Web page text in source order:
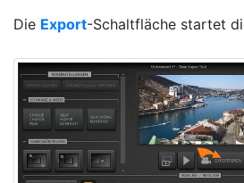
Die Export-Schaltfläche startet